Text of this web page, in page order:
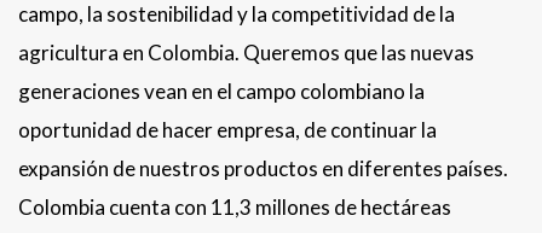
campo, la sostenibilidad y la competitividad de la
agricultura en Colombia. Queremos que las nuevas
generaciones vean en el campo colombiano la
oportunidad de hacer empresa, de continuar la
expansión de nuestros productos en diferentes países.
Colombia cuenta con 11,3 millones de hectáreas